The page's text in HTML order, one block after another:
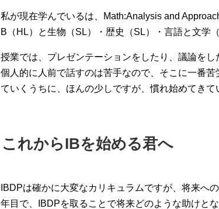
私が現在学んでいるは、Math:Analysis and
B（HL）と生物（SL）・歴史（SL）・言語と文学（
授業では、プレゼンテーションをしたり、議論をし
個人的に人前で話すのは苦手なので、そこに一番
ていくうちに、ほんの少しですが、慣れ始めてきて
これからIBを始める君へ
IBDPは確かに大変なカリキュラムですが、将来へ
年目で、IBDPを取ることで将来どのような助けと